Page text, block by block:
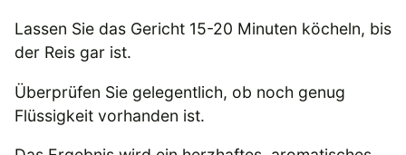
Lassen Sie das Gericht 15-20 Minuten köcheln, bis
der Reis gar ist.
Überprüfen Sie gelegentlich, ob noch genug
Flüssigkeit vorhanden ist.